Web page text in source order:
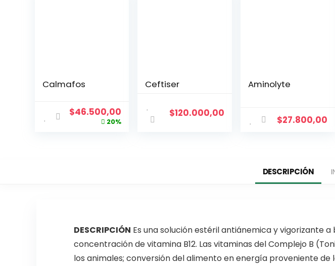
Calmafos
$46.500,00
20%
Ceftiser
$120.000,00
Aminolyte
$27.800,00
DESCRIPCIÓN
DESCRIPCIÓN Es una solución estéril antiánemica y vigorizante
concentración de vitamina B12. Las vitaminas del Complejo B
los animales; conversión del alimento en energía proveniente